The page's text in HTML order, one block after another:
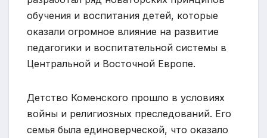
обучения и воспитания детей, которые
оказали огромное влияние на развитие
педагогики и воспитательной системы в
Центральной и Восточной Европе.
Детство Коменского прошло в условиях
войны и религиозных преследований. Его
семья была единоверческой, что оказало